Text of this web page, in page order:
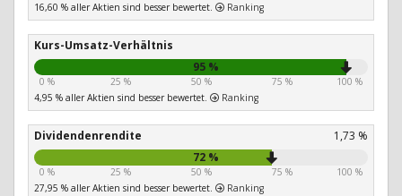
16,60 % aller Aktien sind besser bewertet.
Ranking
Kurs-Umsatz-Verhältnis
95 %
0 % 25 % 50 % 75 %
100 %
4,95 % aller Aktien sind besser bewertet.
Ranking
Dividendenrendite
1,73 %
72 %
0 % 25 % 50 % 75 %
100 %
27,95 % aller Aktien sind besser bewertet.
Ranking